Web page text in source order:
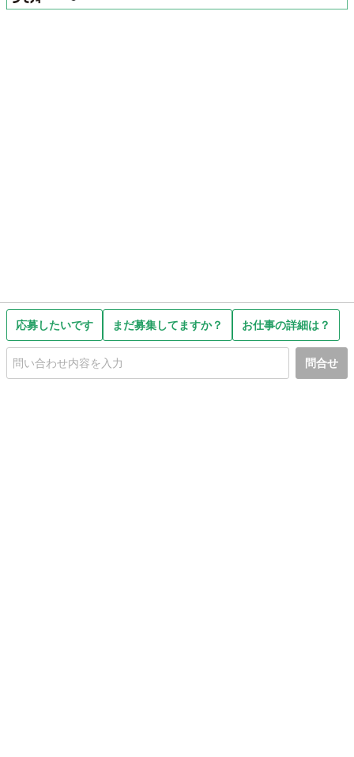
応募したいです まだ募集してますか？ お仕事の詳細は？
問合せ